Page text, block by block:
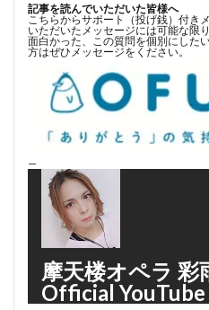
記事を読んでいただいた皆様へ
こちらからサポート（投げ銭）付き
いただいたメッセージには可能な限
面白かった、この質問を個別にした
方はぜひメッセージをください。
—
摩天楼オペラ 彩
Official YouTube